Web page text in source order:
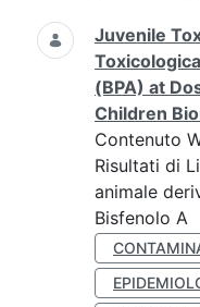
Juvenile
(BPA) at
Children
Contenuto
Risultati di
animale
Bisfenolo A